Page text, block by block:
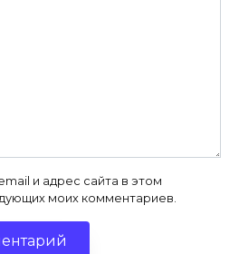
и адрес сайта в этом
моих комментариев.